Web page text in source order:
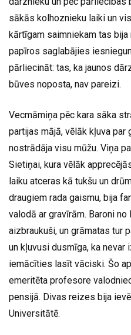
sākās kolhoznieku laiki un
kārtīgam saimniekam tas
papīros saglabājies
pārliecināt: tas, ka jaunos
būves noposta, nav pareizi.
Vecmāmiņa pēc kara sāka
partijas mājā, vēlāk kļuva par
nostrādāja visu mūžu. Viņa
Sietiņai, kura vēlāk
laiku atceras kā tukšu un
draugiem rada gaismu, bija
valodā ar gravīrām. Baroni
aizbraukuši, un grāmatas tur
un kļuvusi dusmīga, ka
iemācīties lasīt vāciski. Šo
emeritēta profesore
pensijā. Divas reizes bija
Universitātē.